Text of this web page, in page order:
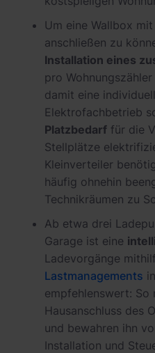
Um eine Wallbox
anschließen zu
Installation eines
pro
damit eine
Elektrofachbetrieb
Platzbedarf für die
Stellplätze
Kleinverteiler
häufig ohnehin
Technikräumen zu
Ab etwa drei
Garage ist eine
Ladevorgänge
Lastmanagements
empfehlenswert: So
Hausanschluss des
und bewahren ihn
Installation und